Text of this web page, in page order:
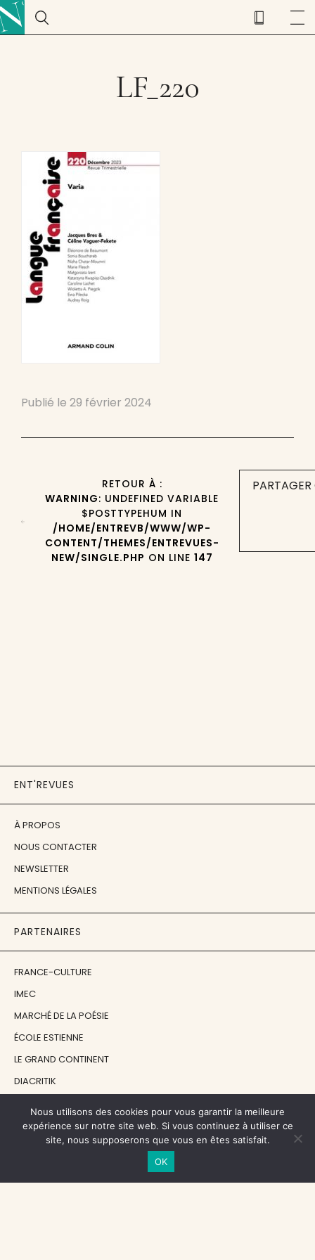
LF_220
Publié le 29 février 2024
RETOUR À :
WARNING: UNDEFINED VARIABLE
$POSTTYPEHUM IN
/HOME/ENTREVB/WWW/WP-
CONTENT/THEMES/ENTREVUES-
NEW/SINGLE.PHP ON LINE 147
ENT'REVUES
À PROPOS
NOUS CONTACTER
NEWSLETTER
MENTIONS LÉGALES
PARTENAIRES
FRANCE-CULTURE
IMEC
MARCHÉ DE LA POÉSIE
ÉCOLE ESTIENNE
LE GRAND CONTINENT
DIACRITIK
NOS SOUTIENS
CENTRE NATIONAL DU LIVRE
Nous utilisons des cookies pour vous garantir la meilleure
expérience sur notre site web. Si vous continuez à utiliser ce
site, nous supposerons que vous en êtes satisfait.
OK